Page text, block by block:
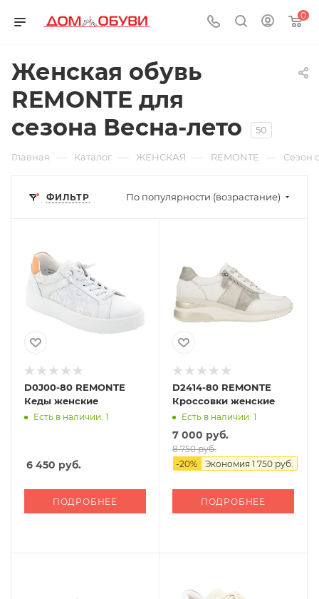
0
Женская обувь
REMONTE для
сезона Весна-лето
50
Главная — Каталог — ЖЕНСКАЯ — REMONTE — Cезон
ФИЛЬТР По популярности (возрастание)
D0J00-80 REMONTE
Кеды женские
Есть в наличии: 1
6 450 руб.
ПОДРОБНЕЕ
D2414-80 REMONTE
Кроссовки женские
Есть в наличии: 1
7 000 руб.
8 750 руб.
-20% Экономия 1 750 руб.
ПОДРОБНЕЕ